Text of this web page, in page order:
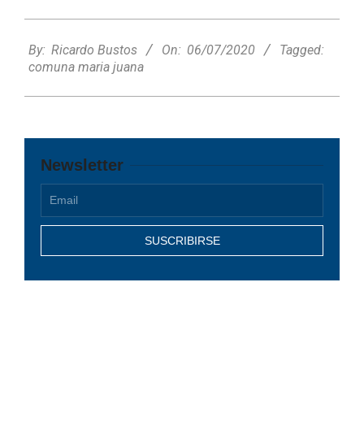
07-
06
By: Ricardo Bustos On: 06/07/2020
Tagged:
comuna maria juana
Newsletter